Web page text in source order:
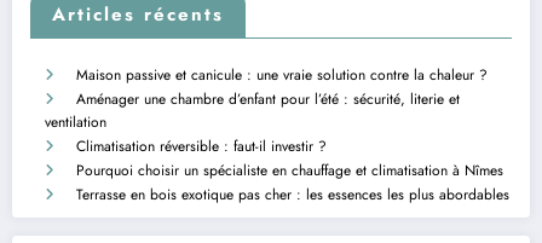
Articles récents
Maison passive et canicule : une vraie solution contre la chaleur ?
Aménager une chambre d’enfant pour l’été : sécurité, literie et
ventilation
Climatisation réversible : faut-il investir ?
Pourquoi choisir un spécialiste en chauffage et climatisation à Nîmes
Terrasse en bois exotique pas cher : les essences les plus abordables